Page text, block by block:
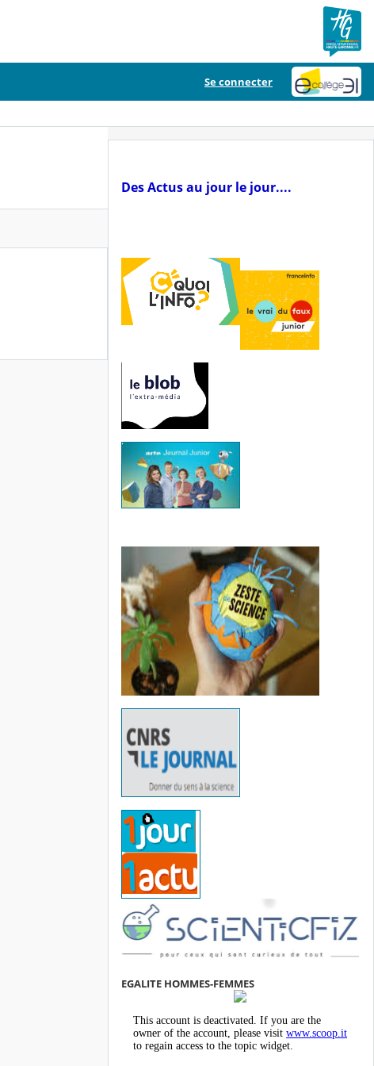
Se connecter
Des Actus au jour le jour....
EGALITE HOMMES-FEMMES